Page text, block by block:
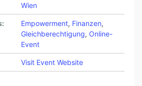
Wien
Empowerment, Finanzen,
Gleichberechtigung, Online-
Event
Visit Event Website